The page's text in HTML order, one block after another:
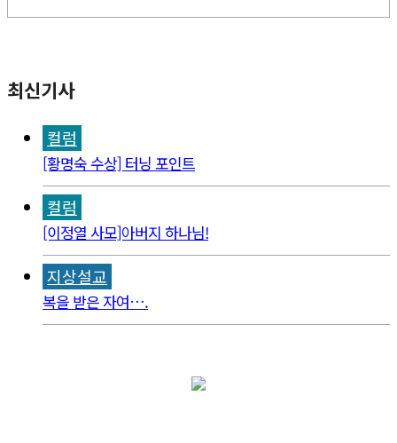
최신기사
컬럼
[황명숙 수상] 터닝 포인트
컬럼
[이정열 사모]아버지 하나님!
지상설교
복을 받은 자여….